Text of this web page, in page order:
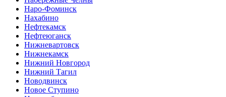
Наро-Фоминск
Нахабино
Нефтекамск
Нефтеюганск
Нижневартовск
Нижнекамск
Нижний Новгород
Нижний Тагил
Новодвинск
Новое Ступино